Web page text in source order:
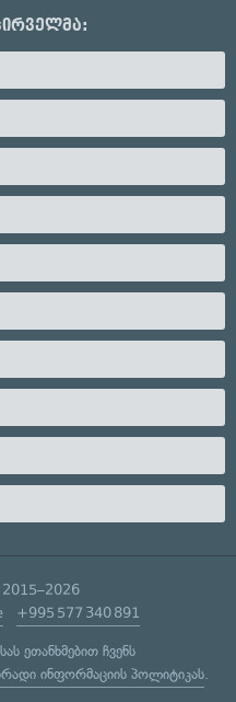
+995 577 340 891
ეთანხმებით ჩვენს
ინფორმაციის პოლიტიკას.